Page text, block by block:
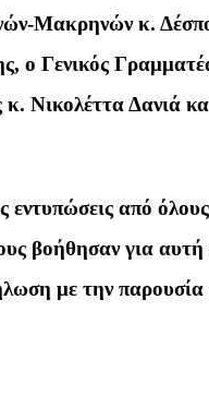
Μακρηνών κ.
ο Γενικός
Νικολέττα Δανιά
εντυπώσεις από
βοήθησαν για
με την παρουσία